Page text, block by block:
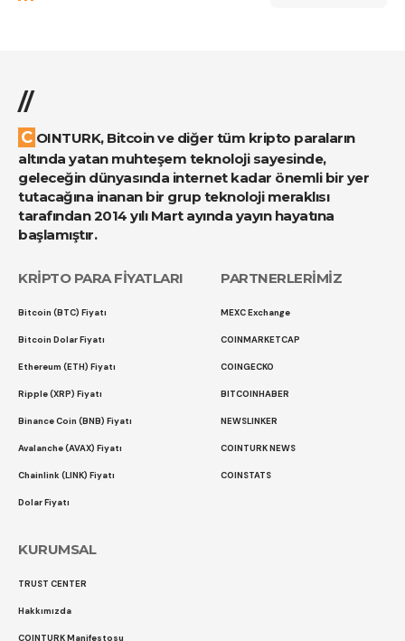
//
COINTURK, Bitcoin ve diğer tüm kripto paraların
altında yatan muhteşem teknoloji sayesinde,
geleceğin dünyasında internet kadar önemli bir yer
tutacağına inanan bir grup teknoloji meraklısı
tarafından 2014 yılı Mart ayında yayın hayatına
başlamıştır.
KRİPTO PARA FİYATLARI
Bitcoin (BTC) Fiyatı
Bitcoin Dolar Fiyatı
Ethereum (ETH) Fiyatı
Ripple (XRP) Fiyatı
Binance Coin (BNB) Fiyatı
Avalanche (AVAX) Fiyatı
Chainlink (LINK) Fiyatı
Dolar Fiyatı
PARTNERLERİMİZ
MEXC Exchange
COINMARKETCAP
COINGECKO
BITCOINHABER
NEWSLINKER
COINTURK NEWS
COINSTATS
KURUMSAL
TRUST CENTER
Hakkımızda
COINTURK Manifestosu